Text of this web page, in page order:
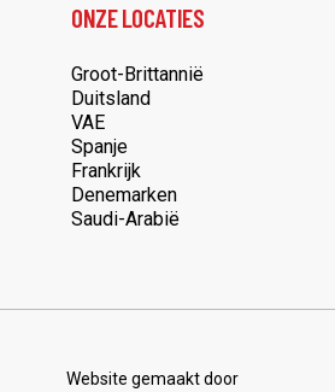
ONZE LOCATIES
Groot-Brittannië
Duitsland
VAE
Spanje
Frankrijk
Denemarken
Saudi-Arabië
Website gemaakt door